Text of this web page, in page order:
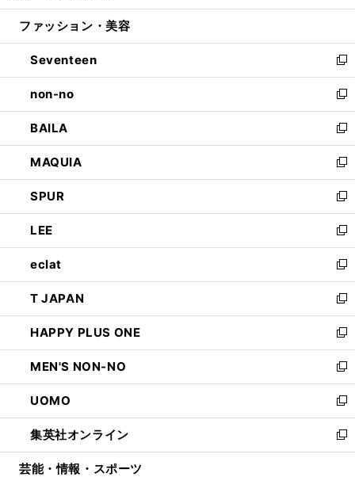
開
ウ
開
く
ン
ウ
で
開
く
ウ
ン
ド
ウ
で
開
く
ファッション・美容
Seventeen
新
し
い
ウ
ィ
ン
ド
ウ
で
開
く
non-no
新
し
い
ウ
ィ
ン
ド
ウ
で
開
く
BAILA
新
し
い
ウ
ィ
ン
ド
ウ
で
開
く
MAQUIA
新
し
い
ウ
ィ
ン
ド
ウ
で
開
く
SPUR
新
し
い
ウ
ィ
ン
ド
ウ
で
開
く
LEE
新
し
い
ウ
ィ
ン
ド
ウ
で
開
く
eclat
新
し
い
ウ
ィ
ン
ド
ウ
で
開
く
T JAPAN
新
し
い
ウ
ィ
ン
ド
ウ
で
開
HAPPY PLUS ONE
新
し
い
ウ
ィ
ン
ド
ウ
MEN'S NON-NO
新
し
い
ウ
ィ
ン
UOMO
新
し
い
ウ
集英社オンライン
新
し
芸能・情報・スポーツ